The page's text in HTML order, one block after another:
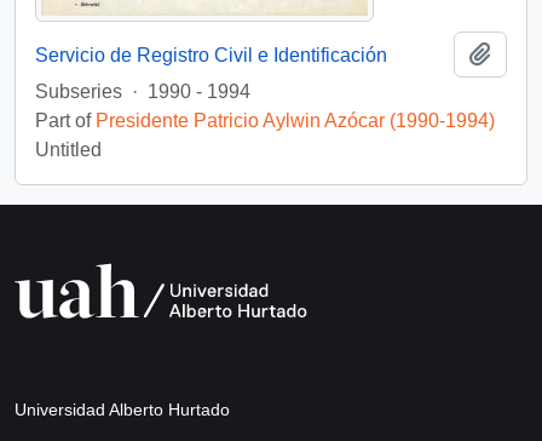
Servicio de Registro Civil e Identificación
Subseries · 1990 - 1994
Part of Presidente Patricio Aylwin Azócar (1990-1994)
Untitled
Universidad Alberto Hurtado